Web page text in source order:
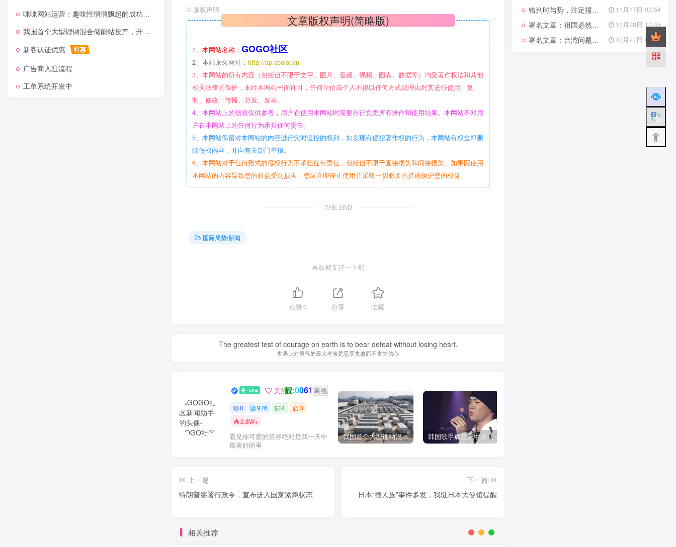
咪咪网站运营：趣味性悄悄飘起的成功风头
我国首个大型锂钠混合储能站投产，开启储能新时代
新客认证优惠
特惠
广告商入驻流程
工单系统开发中
© 版权声明
文章版权声明(简略版)
1、 本网站名称： GOGO社区
2、本站永久网址： http://ap.cpolar.cn
3、本网站的所有内容（包括但不限于文字、图片、音频、视频、图表、数据等）均受著作权法和其他
相关法律的保护，未经本网站书面许可，任何单位或个人不得以任何方式或理由对其进行使用、复
制、修改、传播、分发、发表。
4、本网站上的信息仅供参考，用户在使用本网站时需要自行负责所有操作和使用结果。本网站不对用
户在本网站上的任何行为承担任何责任。
5、本网站保留对本网站的内容进行实时监控的权利，如发现有侵犯著作权的行为，本网站有权立即删
除侵权内容，并向有关部门举报。
6、本网站对于任何形式的侵权行为不承担任何责任，包括但不限于直接损失和间接损失。如果因使用
本网站的内容导致您的权益受到损害，您应立即停止使用并采取一切必要的措施保护您的权益。
THE END
国际局势/新闻
喜欢就支持一下吧
点赞0 分享 收藏
The greatest test of courage on earth is to bear defeat without losing heart.
世界上对勇气的最大考验是忍受失败而不丧失信心
GOGO社区新闻助手
关注靓:0061 离线
0 976 4
3
2.8W+
看见你可爱的笑容绝对是我一天中
最美好的事
我国首个大型锂钠混合储能站投产，开启储能新时代 韩国歌手辉星家中身亡，终年43岁，警方调查死因
上一篇
特朗普签署行政令，宣布进入国家紧急状态
下一篇
日本“撞人族”事件多发，我驻日本大使馆提醒
相关推荐
错判时与势，注定撞南墙 11月17日 03:54
署名文章：祖国必然统一势不可挡 10月28日 13:45
署名文章：台湾问题的由来和性质 10月27日 06:06
199篇文章
国安之盾，护航“十五五”新征程 4月13日 13:18
3月26日 16:28
3月26日 08:09
11月20日 06:24
11月17日 03:54
10月28日 13:45